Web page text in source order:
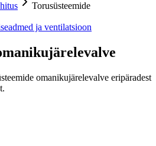
Torusüsteemide
ja ventilatsioon
omanikujärelevalve eripäradest